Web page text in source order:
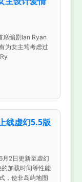
席编剧Ian Ryan
为女主笃考虑过
线虚幻5.5版
月2日更新至虚幻
加载时间等性能
，使非岛屿地图